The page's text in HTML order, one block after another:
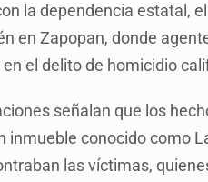
la dependencia estatal,
en Zapopan, donde
el delito de homicidio
señalan que los
inmueble conocido como
las víctimas,